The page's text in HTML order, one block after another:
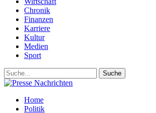
Chronik
Finanzen
Karriere
Kultur
Medien
Sport
Home
Politik